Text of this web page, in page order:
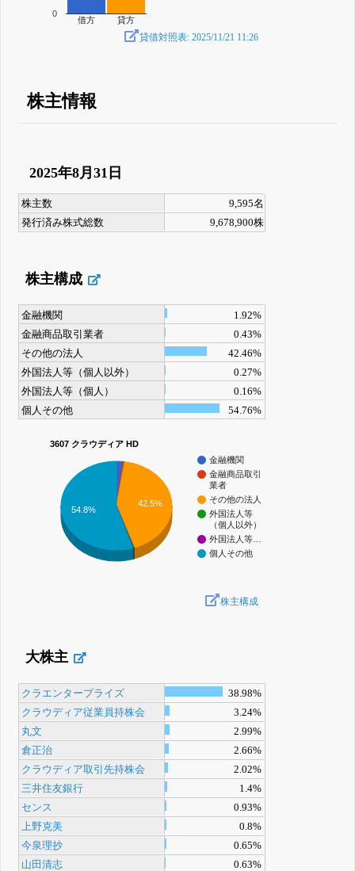
借方 貸方
0
貸借対照表: 2025/11/21 11:26
株主情報
2025年8月31日
株主数
9,595名
発行済み株式総数
9,678,900株
株主構成
金融機関
1.92%
金融商品取引業者
0.43%
その他の法人
42.46%
外国法人等（個人以外）
0.27%
外国法人等（個人）
0.16%
個人その他
54.76%
3607 クラウディア HD
金融機関
金融商品取引
業者
その他の法人
外国法人等
（個人以外）
外国法人等…
個人その他
42.5%
54.8%
株主構成
大株主
クラエンタープライズ
38.98%
クラウディア従業員持株会
3.24%
丸文
2.99%
倉正治
2.66%
クラウディア取引先持株会
2.02%
三井住友銀行
1.4%
センス
0.93%
上野克美
0.8%
今泉理抄
0.65%
山田清志
0.63%